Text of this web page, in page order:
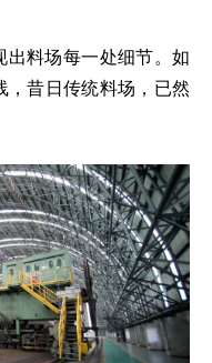
出料场每一处细节。如
，昔日传统料场，已然